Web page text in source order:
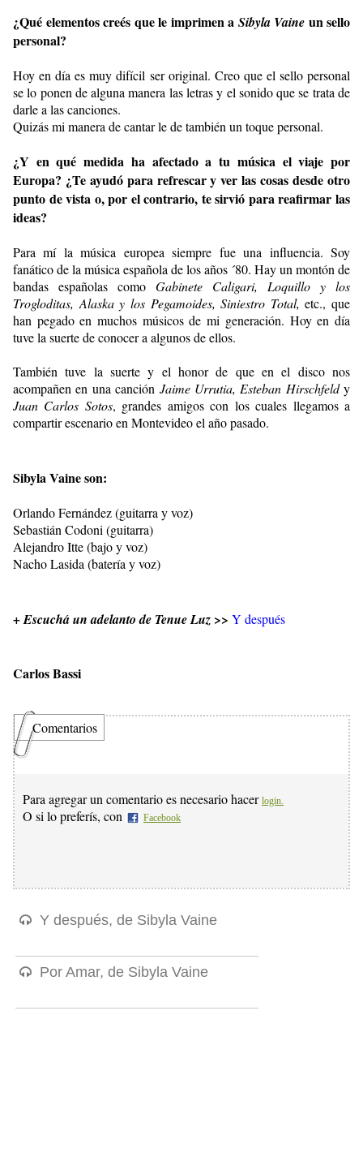
¿Qué elementos creés que le imprimen a Sibyla Vaine un sello
personal?
Hoy en día es muy difícil ser original. Creo que el sello personal
se lo ponen de alguna manera las letras y el sonido que se trata de
darle a las canciones.
Quizás mi manera de cantar le de también un toque personal.
¿Y en qué medida ha afectado a tu música el viaje por
Europa? ¿Te ayudó para refrescar y ver las cosas desde otro
punto de vista o, por el contrario, te sirvió para reafirmar las
ideas?
Para mí la música europea siempre fue una influencia. Soy
fanático de la música española de los años ´80. Hay un montón de
bandas españolas como Gabinete Caligari, Loquillo y los
Trogloditas, Alaska y los Pegamoides, Siniestro Total, etc., que
han pegado en muchos músicos de mi generación. Hoy en día
tuve la suerte de conocer a algunos de ellos.
También tuve la suerte y el honor de que en el disco nos
acompañen en una canción Jaime Urrutia, Esteban Hirschfeldy
Juan Carlos Sotos, grandes amigos con los cuales llegamos a
compartir escenario en Montevideo el año pasado.
Sibyla Vaine son:
Orlando Fernández (guitarra y voz)
Sebastián Codoni (guitarra)
Alejandro Itte (bajo y voz)
Nacho Lasida (batería y voz)
+ Escuchá un adelanto de Tenue Luz >> Y después
Carlos Bassi
Comentarios
Para agregar un comentario es necesario hacer login.
O si lo preferís, con Facebook
Y después, de Sibyla Vaine
Por Amar, de Sibyla Vaine